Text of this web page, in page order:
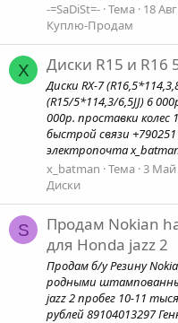
-=SaDiSt=- Тема 18
Куплю-Продам
X Диски R15 и R16
Диски RX-7
(R15/5*114,3/6,5JJ) 6
000р. проставки колес
быстрой связи
электропочта
x_batman Тема 3 Май
Диски
S
Продам Nokian
для Honda jazz 2
Продам б/у Резину
родными
jazz 2 пробег 10-11
рублей 89104013297